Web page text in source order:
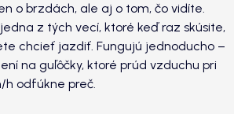
o brzdách, ale aj o tom, čo vidíte.
z tých vecí, ktoré keď raz skúsite,
chcieť jazdiť. Fungujú jednoducho –
na guľôčky, ktoré prúd vzduchu pri
h odfúkne preč.